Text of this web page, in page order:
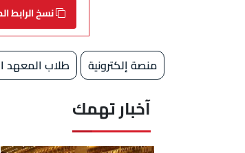
نسخ الرابط المقال
منصة إلكترونية طلاب المعهد
آخبار تهمك